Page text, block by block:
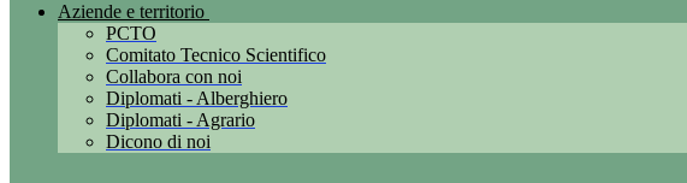
Aziende e territorio
PCTO
Comitato Tecnico Scientifico
Collabora con noi
Diplomati - Alberghiero
Diplomati - Agrario
Dicono di noi